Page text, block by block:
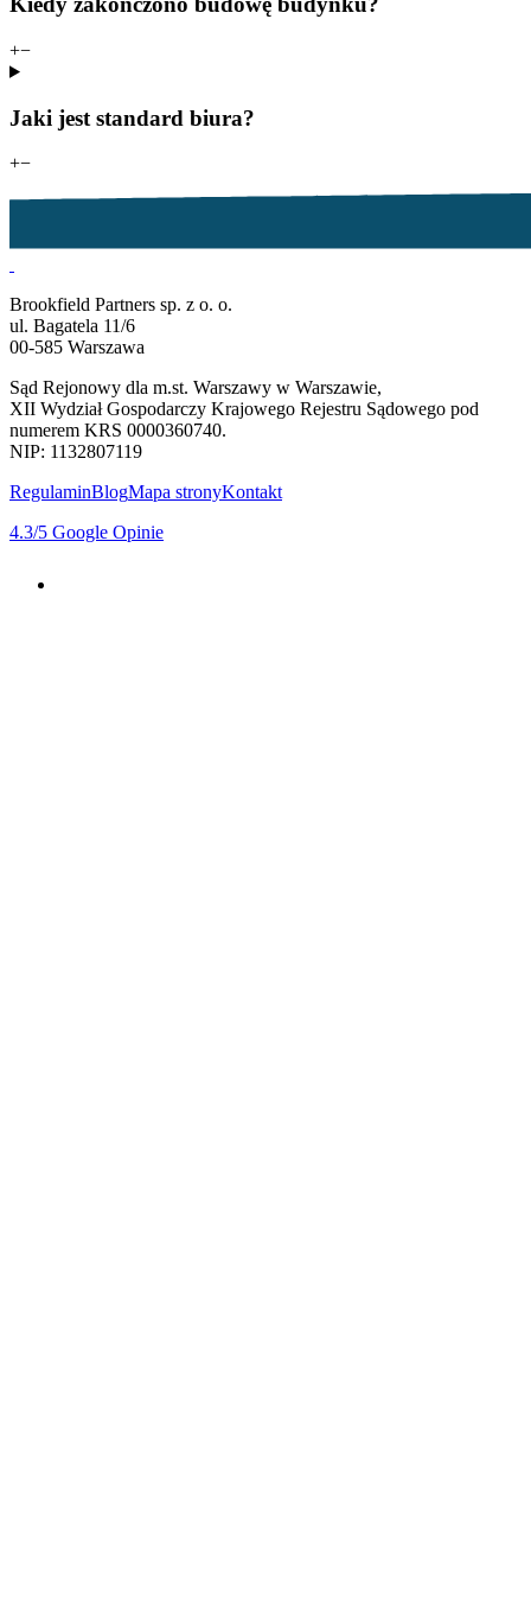
+−
Jaki jest standard biura?
+−
Brookfield Partners sp. z o. o.
ul. Bagatela 11/6
00-585 Warszawa
Sąd Rejonowy dla m.st. Warszawy w Warszawie,
XII Wydział Gospodarczy Krajowego Rejestru Sądowego pod
numerem KRS 0000360740.
NIP: 1132807119
RegulaminBlogMapa stronyKontakt
4.3/5 Google Opinie